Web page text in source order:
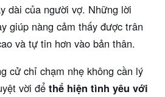
dài của người vợ. Những lời
giúp nàng cảm thấy được trân
và tự tin hơn vào bản thân.
cử chỉ chạm nhẹ không cần lý
vời để thể hiện tình yêu với